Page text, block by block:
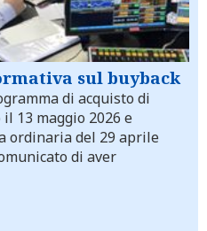
sul buyback
di acquisto di
13 maggio 2026 e
ordinaria del 29 aprile
di aver